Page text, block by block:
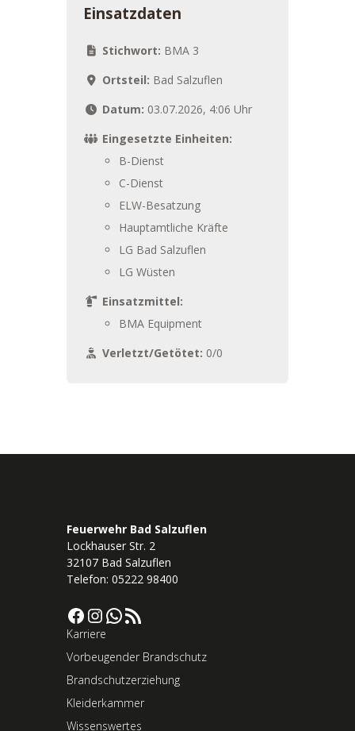
Einsatzdaten
Stichwort: BMA 3
Ortsteil: Bad Salzuflen
Datum: 03.07.2026, 4:06 Uhr
Eingesetzte Einheiten:
B-Dienst
C-Dienst
ELW-Besatzung
Hauptamtliche Kräfte
LG Bad Salzuflen
LG Wüsten
Einsatzmittel:
BMA Equipment
Verletzt/Getötet: 0/0
Feuerwehr Bad Salzuflen
Lockhauser Str. 2
32107 Bad Salzuflen
Telefon: 05222 98400
Facebook InstagramWhatsApp RSS-Feed
Karriere
Vorbeugender Brandschutz
Brandschutzerziehung
Kleiderkammer
Wissenswertes